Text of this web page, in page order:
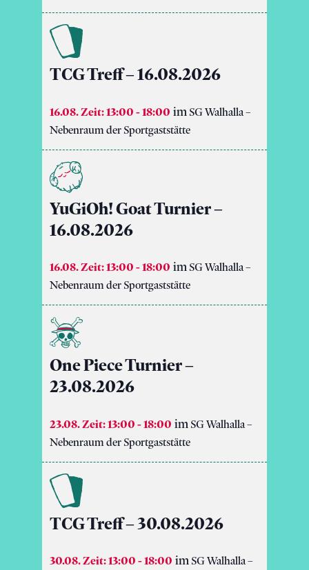
TCG Treff – 16.08.2026
16.08. Zeit: 13:00-18:00
SG Walhalla –
Nebenraum der Sportgaststätte
YuGiOh! Goat Turnier –
16.08.2026
16.08. Zeit: 13:00-18:00
SG Walhalla –
Nebenraum der Sportgaststätte
One Piece Turnier –
23.08.2026
23.08. Zeit: 13:00-18:00
SG Walhalla –
Nebenraum der Sportgaststätte
TCG Treff – 30.08.2026
30.08. Zeit: 13:00-18:00
SG Walhalla –